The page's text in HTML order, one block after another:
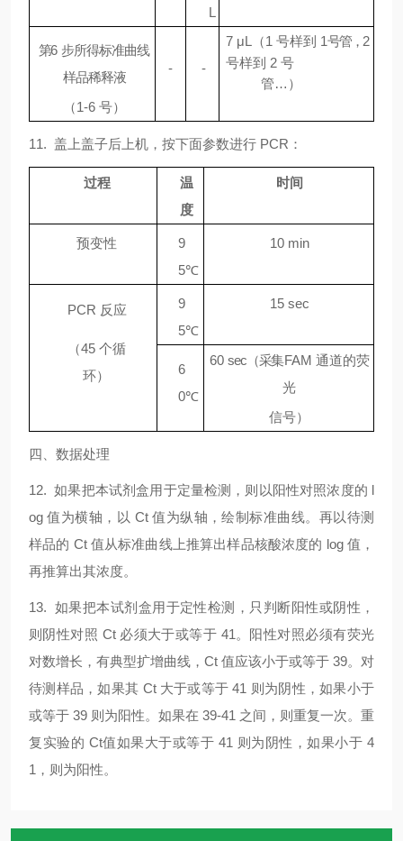
L
第6 步所得标准曲线
样品稀释液
（1-6 号）
- -
7 μL （1 号样到 1号管， 2
号样到 2 号
管… ）
11. 盖上盖子后上机，按下面参数进行 PCR：
过程
温
度
时间
预变性
9
5℃
10 min
PCR 反应
（45 个循
环）
9
5℃
15 sec
6
0℃
60 sec（采集FAM 通道的荧
光
信号）
四、数据处理
12. 如果把本试剂盒用于定量检测，则以阳性对照浓度的 l
og 值为横轴，以 Ct 值为纵轴，绘制标准曲线。再以待测
样品的 Ct 值从标准曲线上推算出样品核酸浓度的 log 值，
再推算出其浓度。
13. 如果把本试剂盒用于定性检测，只判断阳性或阴性，
则阴性对照 Ct 必须大于或等于 41。阳性对照必须有荧光
对数增长，有典型扩增曲线，Ct 值应该小于或等于 39。对
待测样品，如果其 Ct 大于或等于 41 则为阴性，如果小于
或等于 39 则为阳性。如果在 39-41 之间，则重复一次。重
复实验的 Ct值如果大于或等于 41 则为阴性，如果小于 4
1，则为阳性。